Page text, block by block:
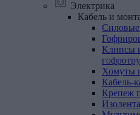
Электрика
Кабель и
Силовые
Клипсы
Хомуты
Кабель-
Крепеж